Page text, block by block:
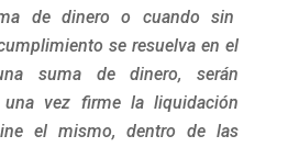
de dinero o cuando sin
se resuelva en el
suma de dinero, serán
una vez firme la liquidación
el mismo, dentro de las